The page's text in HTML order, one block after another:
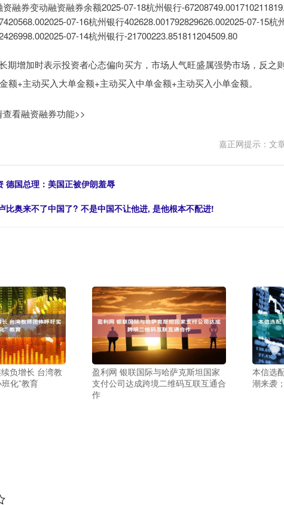
融券变动融资融券余额2025-07-18杭州银行-
07-16杭州银行402628.001792829626.002025-07-15杭
07-14杭州银行-21700223.851811204509.80
期增加时表示投资者心态偏向买方，市场人气旺盛属强势市场，反之
额+主动买入大单金额+主动买入中单金额+主动买入小单金额。
看融资融券功能>>
嘉正网提示：文
德国总理：美国正被伊朗羞辱
比奥来不了中国了? 不是中国不让他进, 是他根本不配进!
负增长 台湾教
化”教育
盈利网 银联国际与哈萨克斯坦国家
支付公司达成跨境二维码互联互通合
作
本信选
潮来袭